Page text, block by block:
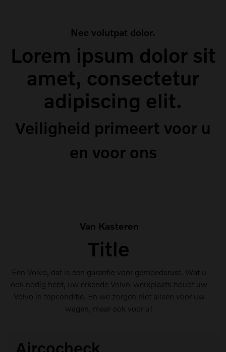
Nec volutpat dolor.
Lorem ipsum dolor sit
amet, consectetur
adipiscing elit.
Veiligheid primeert voor u
en voor ons
Van Kasteren
Title
Een Volvo, dat is een garantie voor gemoedsrust. Wat u
ook nodig hebt, uw erkende Volvo-werkplaats houdt uw
Volvo in topconditie. En we zorgen niet alleen voor uw
wagen, maar ook voor u!
Aircocheck